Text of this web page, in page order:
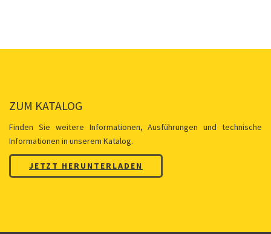
ZUM KATALOG
Finden Sie weitere Informationen, Ausführungen und technische
Informationen in unserem Katalog.
JETZT HERUNTERLADEN